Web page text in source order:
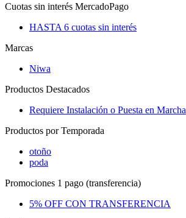
Cuotas sin interés MercadoPago
HASTA 6 cuotas sin interés
Marcas
Niwa
Productos Destacados
Requiere Instalación o Puesta en Marcha
Productos por Temporada
otoño
poda
Promociones 1 pago (transferencia)
5% OFF CON TRANSFERENCIA